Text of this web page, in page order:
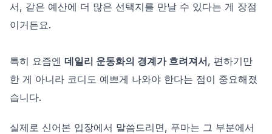
서, 같은 예산에 더 많은 선택지를 만날 수 있다는 게 장점
이거든요.
특히 요즘엔 데일리 운동화의 경계가 흐려져서, 편하기만
한 게 아니라 코디도 예쁘게 나와야 한다는 점이 중요해졌
습니다.
실제로 신어본 입장에서 말씀드리면, 푸마는 그 부분에서